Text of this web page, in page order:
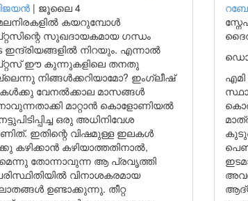
| ജൂലൈ 4
മലനിരകളിൽ കയറുമ്പോൾ
സുഖദായകമായ ഗന്ധം
ഇന്ദ്രിയങ്ങളിൽ നിറയും. എന്നാൽ
ഈ കുന്നുകളിലെ തനതു
നിങ്ങൾക്കറിയാമോ? ഇംഗ്ലീഷ്
വേനൽക്കാല മാസങ്ങൾ
മാറ്റാൻ കൊളോണിയൽ
ഒരു അധിനിവേശ
ഇതിന്റെ വിഷമുള്ള ഇലകൾ
കഴിക്കാൻ കഴിയാത്തതിനാൽ,
തോന്നാവുന്ന ആ പ്രവൃത്തി
വിനാശകരമായ
ഉണ്ടാക്കുന്നു. തീറ്റ